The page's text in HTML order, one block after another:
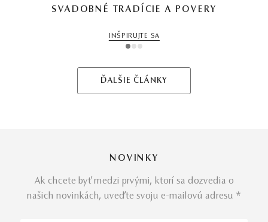
SVADOBNÉ TRADÍCIE A POVERY
INŠPIRUJTE SA
1 2 3
ĎALŠIE ČLÁNKY
NOVINKY
Ak chcete byť medzi prvými, ktorí sa dozvedia o
našich novinkách, uveďte svoju e-mailovú adresu *